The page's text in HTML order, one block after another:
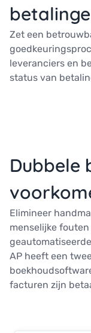
Zet een
leveranciers en
status van
Dubbele
Elimineer
menselijke
AP heeft een
facturen zijn